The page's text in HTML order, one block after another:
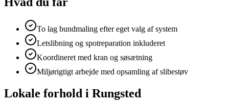
To lag bundmaling efter eget valg af system
Letslibning og spotreparation inkluderet
Koordineret med kran og søsætning
Miljørigtigt arbejde med opsamling af slibestøv
Lokale forhold i Rungsted